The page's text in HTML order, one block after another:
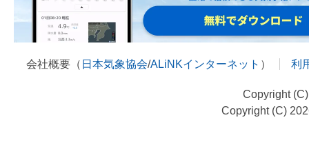
会社概要（ 日本気象協会/ALiNKインターネット ） 利
Copyright
Copyright (C)